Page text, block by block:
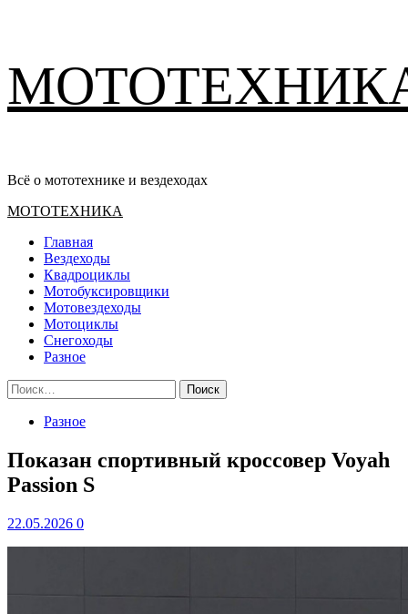
содержимому
Всё о мототехнике и вездеходах
Основное
МОТОТЕХНИКА
Главная
Вездеходы
Квадроциклы
Мотобуксировщики
Мотовездеходы
Мотоциклы
Снегоходы
Разное
Найти:
Разное
Показан спортивный кроссовер Voyah
Passion S
22.05.2026 0